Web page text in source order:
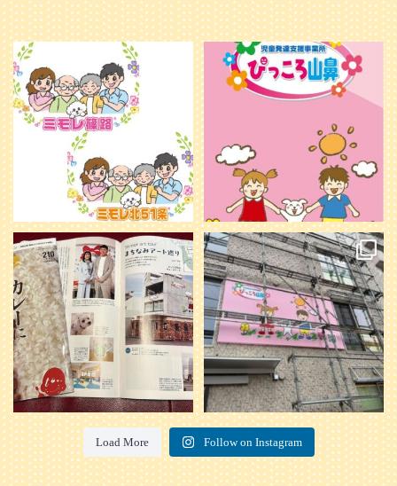
利用者様やご家族の皆さまに、親し
みや温かさが伝わるようなデザイン
を目指し、ミモレのイラストを新し
く作...
20 0
＼ 2026年6月1日 OPEN ／
...
25 0
本日発売のオトンvol.210号に掲載さ
れました！...
28 1
『ぴっころ山鼻』オープンに向けて
準備が着々と進んでいます。
皆さんお楽しみに〜
...
26 0
Load More Follow on Instagram